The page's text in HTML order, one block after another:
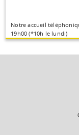
Notre accueil
19h00 (*10h le lundi)